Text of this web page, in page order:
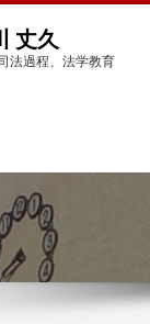
丈久
法過程、法学教育